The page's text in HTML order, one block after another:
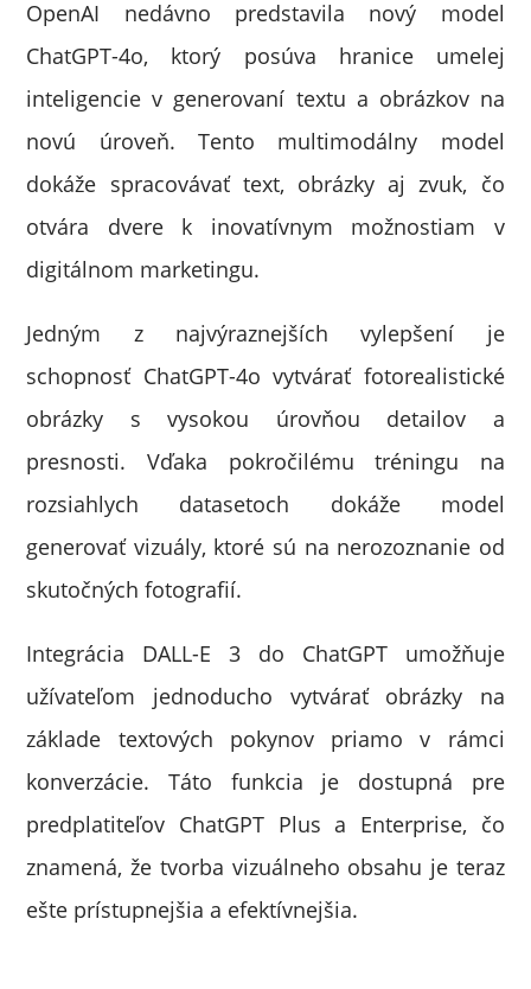
OpenAI nedávno predstavila nový model
ChatGPT-4o, ktorý posúva hranice umelej
inteligencie v generovaní textu a obrázkov na
novú úroveň. Tento multimodálny model
dokáže spracovávať text, obrázky aj zvuk, čo
otvára dvere k inovatívnym možnostiam v
digitálnom marketingu.
Jedným z najvýraznejších vylepšení je
schopnosť ChatGPT-4o vytvárať fotorealistické
obrázky s vysokou úrovňou detailov a
presnosti. Vďaka pokročilému tréningu na
rozsiahlych datasetoch dokáže model
generovať vizuály, ktoré sú na nerozoznanie od
skutočných fotografií.
Integrácia DALL-E 3 do ChatGPT umožňuje
užívateľom jednoducho vytvárať obrázky na
základe textových pokynov priamo v rámci
konverzácie. Táto funkcia je dostupná pre
predplatiteľov ChatGPT Plus a Enterprise, čo
znamená, že tvorba vizuálneho obsahu je teraz
ešte prístupnejšia a efektívnejšia.